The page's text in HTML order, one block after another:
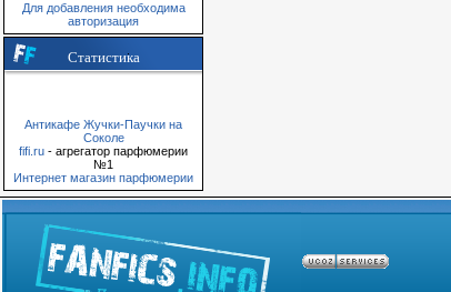
Для добавления необходима
авторизация
Статистика
Антикафе Жучки-Паучки на
Соколе
fifi.ru - агрегатор парфюмерии
№1
Интернет магазин парфюмерии